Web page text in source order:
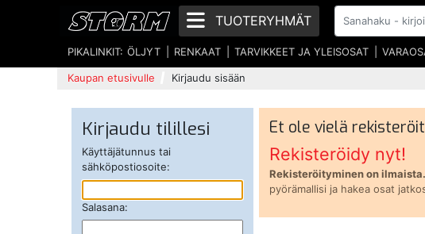
TUOTERYHMÄT
PIKALINKIT: ÖLJYT RENKAAT TARVIKKEET JA YLEISOSAT
Kaupan etusivulle Kirjaudu sisään
Kirjaudu tilillesi
Käyttäjätunnus tai
sähköpostiosoite:
Salasana:
Et ole vielä
Rekisteröidy nyt!
Rekisteröityminen on ilmaista.
pyörämallisi ja hakea osat